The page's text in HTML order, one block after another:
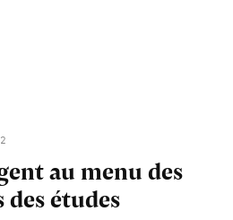
au menu des
études